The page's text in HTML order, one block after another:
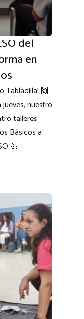
del
en
Tabladilla! 🙌
nuestro
talleres
Básicos al
💪